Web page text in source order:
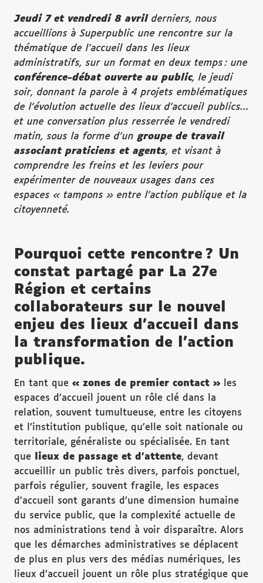
Jeudi 7 et vendredi 8 avril derniers, nous
accueillions à Superpublic une rencontre sur la
thématique de l’accueil dans les lieux
administratifs, sur un format en deux temps : une
conférence-débat ouverte au public, le jeudi
soir, donnant la parole à 4 projets emblématiques
de l’évolution actuelle des lieux d’accueil publics…
et une conversation plus resserrée le vendredi
matin, sous la forme d’un groupe de travail
associant praticiens et agents, et visant à
comprendre les freins et les leviers pour
expérimenter de nouveaux usages dans ces
espaces « tampons » entre l’action publique et la
citoyenneté.
Pourquoi cette rencontre ? Un
constat partagé par La 27e
Région et certains
collaborateurs sur le nouvel
enjeu des lieux d’accueil dans
la transformation de l’action
publique.
En tant que « zones de premier contact » les
espaces d’accueil jouent un rôle clé dans la
relation, souvent tumultueuse, entre les citoyens
et l’institution publique, qu’elle soit nationale ou
territoriale, généraliste ou spécialisée. En tant
que
lieux de passage et d ’attente, devant
accueillir un public très divers, parfois ponctuel,
parfois régulier, souvent fragile, les espaces
d’accueil sont garants d’une dimension humaine
du service public, que la complexité actuelle de
nos administrations tend à voir disparaître. Alors
que les démarches administratives se déplacent
de plus en plus vers des médias numériques, les
lieux d’accueil jouent un rôle plus stratégique que